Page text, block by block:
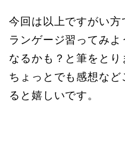
今回は以上ですがい方
ランゲージ習ってみ
なるかも？と筆をとり
ちょっとでも感想な
ると嬉しいです。